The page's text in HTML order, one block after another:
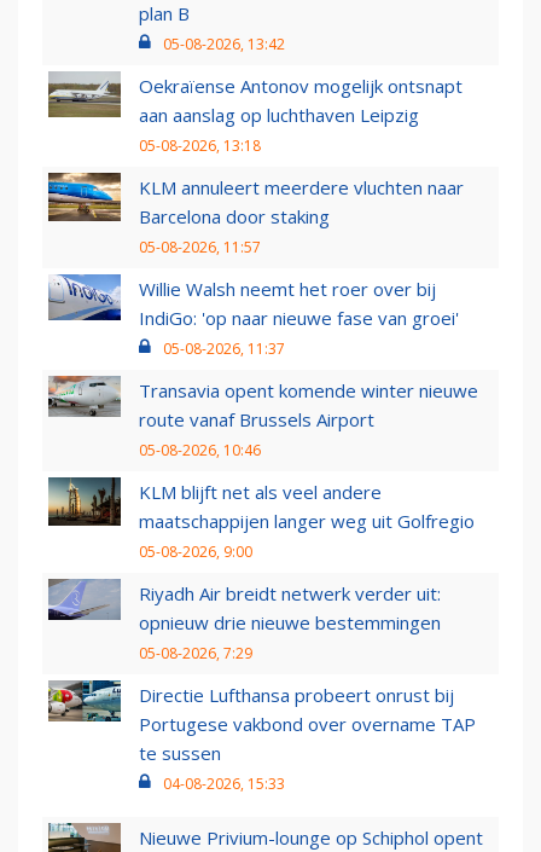
plan B
05-08-2026, 13:42
Oekraïense Antonov mogelijk ontsnapt
aan aanslag op luchthaven Leipzig
05-08-2026, 13:18
KLM annuleert meerdere vluchten naar
Barcelona door staking
05-08-2026, 11:57
Willie Walsh neemt het roer over bij
IndiGo: 'op naar nieuwe fase van groei'
05-08-2026, 11:37
Transavia opent komende winter nieuwe
route vanaf Brussels Airport
05-08-2026, 10:46
KLM blijft net als veel andere
maatschappijen langer weg uit Golfregio
05-08-2026, 9:00
Riyadh Air breidt netwerk verder uit:
opnieuw drie nieuwe bestemmingen
05-08-2026, 7:29
Directie Lufthansa probeert onrust bij
Portugese vakbond over overname TAP
te sussen
04-08-2026, 15:33
Nieuwe Privium-lounge op Schiphol opent